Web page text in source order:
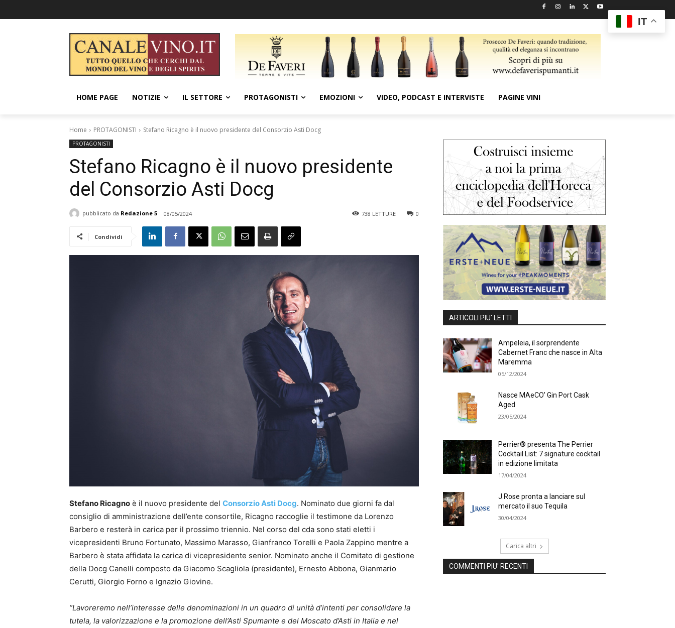
HOME PAGE NOTIZIE IL SETTORE PROTAGONISTI EMOZIONI VIDEO, PODCAST E INTERVISTE PAGINE VINI
Home PROTAGONISTI Stefano Ricagno è il nuovo presidente del Consorzio Asti Docg
PROTAGONISTI
Stefano Ricagno è il nuovo presidente
del Consorzio Asti Docg
pubblicato da Redazione 5 08/05/2024 0
738 LETTURE
Condividi
Stefano Ricagno è il nuovo presidente del Consorzio Asti Docg. Nominato due giorni fa dal
consiglio di amministrazione dell’ente consortile, Ricagno raccoglie il testimone da Lorenzo
Barbero e resterà in carica per il prossimo triennio. Nel corso del cda sono stati eletti i
vicepresidenti Bruno Fortunato, Massimo Marasso, Gianfranco Torelli e Paola Zappino mentre a
Barbero è stata affidata la carica di vicepresidente senior. Nominato anche il Comitato di gestione
della Docg Canelli composto da Giacomo Scagliola (presidente), Ernesto Abbona, Gianmario
Cerutti, Giorgio Forno e Ignazio Giovine.
“Lavoreremo nell’interesse delle denominazioni in un quadro di unità d’intenti per consolidare la
tutela, la valorizzazione e la promozione dell’Asti Spumante e del Moscato d’Asti in Italia e nel
ARTICOLI PIU' LETTI
Ampeleia, il sorprendente
Cabernet Franc che nasce in Alta
Maremma
05/12/2024
Nasce MAeCO’ Gin Port Cask
Aged
23/05/2024
Perrier® presenta The Perrier
Cocktail List: 7 signature cocktail
in edizione limitata
17/04/2024
J.Rose pronta a lanciare sul
mercato il suo Tequila
30/04/2024
Carica altri
COMMENTI PIU' RECENTI
IT